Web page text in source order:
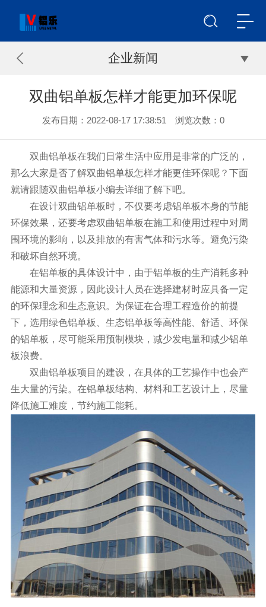
企业新闻
双曲铝单板怎样才能更加环保呢
发布日期：2022-08-17 17:38:51 浏览次数： 0
双曲铝单板在我们日常生活中应用是非常的广泛的，
那么大家是否了解双曲铝单板怎样才能更佳环保呢？下面
就请跟随双曲铝单板小编去详细了解下吧。
在设计双曲铝单板时，不仅要考虑铝单板本身的节能
环保效果，还要考虑双曲铝单板在施工和使用过程中对周
围环境的影响，以及排放的有害气体和污水等。避免污染
和破坏自然环境。
在铝单板的具体设计中，由于铝单板的生产消耗多种
能源和大量资源，因此设计人员在选择建材时应具备一定
的环保理念和生态意识。为保证在合理工程造价的前提
下，选用绿色铝单板、生态铝单板等高性能、舒适、环保
的铝单板，尽可能采用预制模块，减少发电量和减少铝单
板浪费。
双曲铝单板项目的建设，在具体的工艺操作中也会产
生大量的污染。在铝单板结构、材料和工艺设计上，尽量
降低施工难度，节约施工能耗。